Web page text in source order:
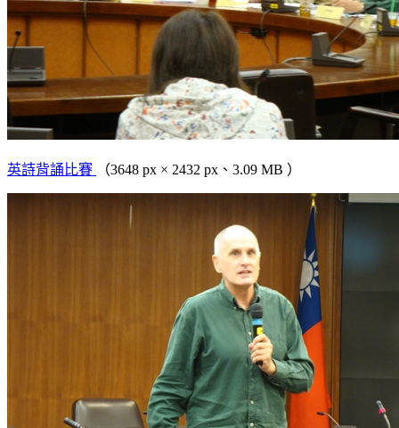
英詩背誦比賽 （3648 px × 2432 px、3.09 MB ）